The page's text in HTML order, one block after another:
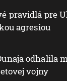
pravidlá pre
agresiou
odhalila
vojny